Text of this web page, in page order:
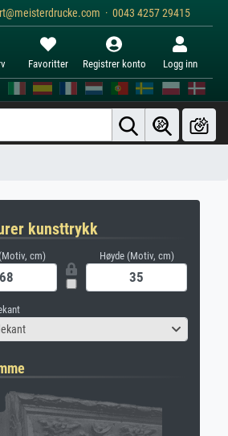
· 0043 4257 29415
Favoritter Registrer konto Logg inn
kunsttrykk
cm) Høyde (Motiv, cm)